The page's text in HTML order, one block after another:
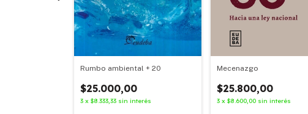
Rumbo ambiental + 20
$25.000,00
3 x $8.333,33 sin interés
Mecenazgo
$25.800,00
3 x$8.600,00 sin interés